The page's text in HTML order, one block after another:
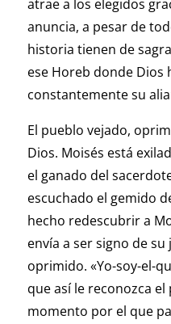
atrae a los elegidos
anuncia, a pesar de
historia tienen de
ese Horeb donde Dios
constantemente su
El pueblo vejado,
Dios. Moisés está
el ganado del
escuchado el gemido
hecho redescubrir a
envía a ser signo de
oprimido. «Yo-soy-el-
que así le reconozca
momento por el que